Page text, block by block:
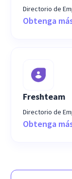
Directorio de
Obtenga
Freshteam
Directorio de
Obtenga